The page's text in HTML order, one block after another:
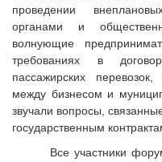
проведении
органами и
волнующие
требованиях в
пассажирских
между бизнесом и
звучали вопросы,
государственным
Все участники